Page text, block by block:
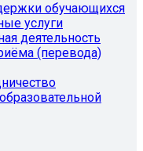
обучающихся
услуги
деятельность
(перевода)